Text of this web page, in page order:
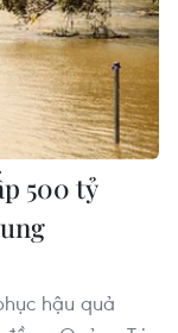
500 tỷ
hậu quả